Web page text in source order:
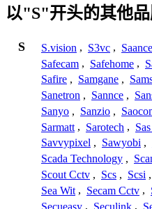
以"S"开头的其他
S S.vision , S3vc , Saance
Safecam , Safehome ,
Safire , Samgane ,
Sanetron , Sannce ,
Sanyo , Sanzio ,
Sarmatt , Sarotech ,
Savvypixel , Sawyobi ,
Scada Technology ,
Scout Cctv , Scs , Scsi ,
Sea Wit , Secam Cctv ,
Secueasy , Seculink ,